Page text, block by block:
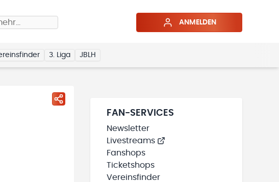
ANMELDEN
3. Liga JBLH
FAN-SERVICES
Newsletter
Livestreams
Fanshops
Ticketshops
Vereinsfinder